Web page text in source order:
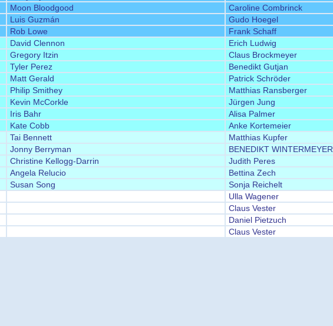
Moon Bloodgood
Caroline Combrinck
Luis Guzmán
Gudo Hoegel
Rob Lowe
Frank Schaff
David Clennon
Erich Ludwig
Gregory Itzin
Claus Brockmeyer
Tyler Perez
Benedikt Gutjan
Matt Gerald
Patrick Schröder
Philip Smithey
Matthias Ransberger
Kevin McCorkle
Jürgen Jung
Iris Bahr
Alisa Palmer
Kate Cobb
Anke Kortemeier
Tai Bennett
Matthias Kupfer
Jonny Berryman
BENEDIKT WINTERMEYER
Christine Kellogg-Darrin
Judith Peres
Angela Relucio
Bettina Zech
Susan Song
Sonja Reichelt
Ulla Wagener
Claus Vester
Daniel Pietzuch
Claus Vester